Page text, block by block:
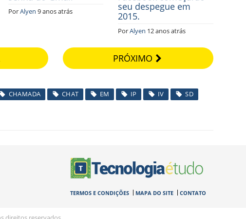
PorAlyen 9 anos atrás
seu despegue em
2015.
PorAlyen 12 anos atrás
PRÓXIMO
CHAMADA CHAT EM IP IV
SD
TERMOS E CONDIÇÕES MAPA DO SITE CONTATO